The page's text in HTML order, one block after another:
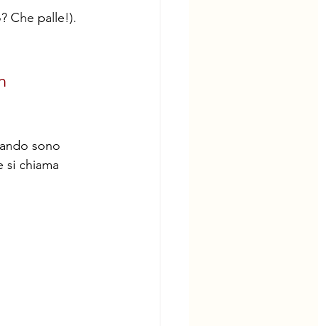
Che palle!).
sono
chiama